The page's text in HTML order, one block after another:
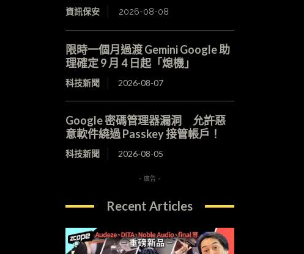
資訊保安 2026-08-08
限時一個月過渡 Gemini Google 助
理確定 9 月 4 日起「熄機」
科技新聞 2026-08-07
Google 密碼管理器漏洞 允許惡
意軟件繞過 Passkey 接管帳戶！
科技新聞 2026-08-05
- 廣告 -
Recent Articles